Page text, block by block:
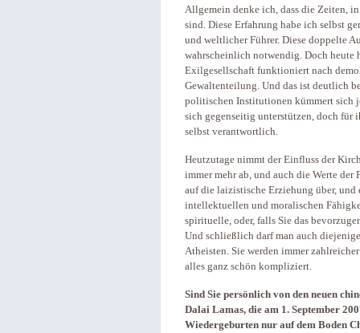
Allgemein denke ich, dass die Zeiten,
sind. Diese Erfahrung habe ich selbst
und weltlicher Führer. Diese doppelte
wahrscheinlich notwendig. Doch heute
Exilgesellschaft funktioniert nach
Gewaltenteilung. Und das ist deutlich
politischen Institutionen kümmert sich
sich gegenseitig unterstützen, doch für
selbst verantwortlich.
Heutzutage nimmt der Einfluss der
immer mehr ab, und auch die Werte
auf die laizistische Erziehung über,
intellektuellen und moralischen
spirituelle, oder, falls Sie das
Und schließlich darf man auch
Atheisten. Sie werden immer
alles ganz schön kompliziert.
Sind Sie persönlich von den neuen
Dalai Lamas, die am 1. September
Wiedergeburten nur auf dem Boden